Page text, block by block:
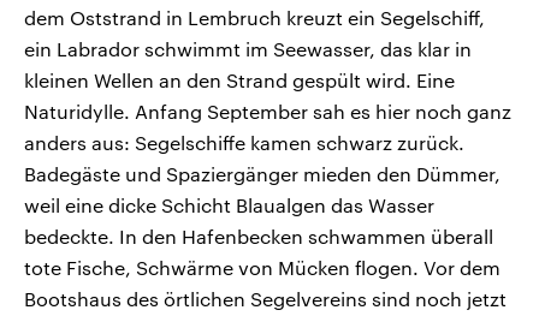
dem Oststrand in Lembruch kreuzt ein Segelschiff,
ein Labrador schwimmt im Seewasser, das klar in
kleinen Wellen an den Strand gespült wird. Eine
Naturidylle. Anfang September sah es hier noch ganz
anders aus: Segelschiffe kamen schwarz zurück.
Badegäste und Spaziergänger mieden den Dümmer,
weil eine dicke Schicht Blaualgen das Wasser
bedeckte. In den Hafenbecken schwammen überall
tote Fische, Schwärme von Mücken flogen. Vor dem
Bootshaus des örtlichen Segelvereins sind noch jetzt